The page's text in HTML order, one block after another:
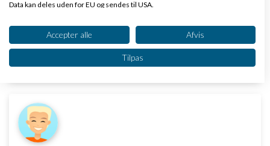
Data kan deles uden for EU og sendes til USA.
Se partnerliste (2 IAB-leverandører)
Vi bruger dine data til følgende formål:
IAB's behandlingsformål:
Opbevare og/eller tilgå oplysninger på en
Bruge begrænsede oplysninger til at vælge
annoncering
Accepter alle Afvis
Tilpas
Svar
Malerarbejde og salg af maling. Kontakt malerfirmaet Råd & Mal